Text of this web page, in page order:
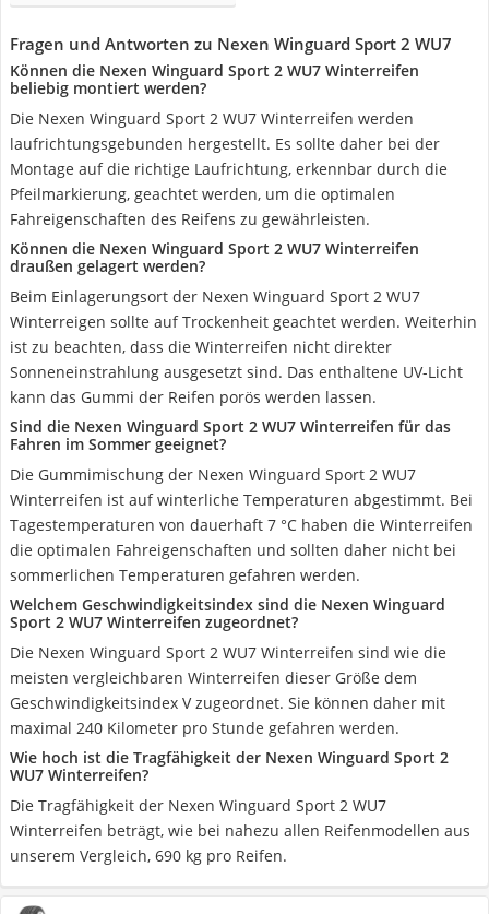
Fragen und Antworten zu Nexen Winguard Sport 2 WU7
Können die Nexen Winguard Sport 2 WU7 Winterreifen
beliebig montiert werden?
Die Nexen Winguard Sport 2 WU7 Winterreifen werden
laufrichtungsgebunden hergestellt. Es sollte daher bei der
Montage auf die richtige Laufrichtung, erkennbar durch die
Pfeilmarkierung, geachtet werden, um die optimalen
Fahreigenschaften des Reifens zu gewährleisten.
Können die Nexen Winguard Sport 2 WU7 Winterreifen
draußen gelagert werden?
Beim Einlagerungsort der Nexen Winguard Sport 2 WU7
Winterreigen sollte auf Trockenheit geachtet werden. Weiterhin
ist zu beachten, dass die Winterreifen nicht direkter
Sonneneinstrahlung ausgesetzt sind. Das enthaltene UV-Licht
kann das Gummi der Reifen porös werden lassen.
Sind die Nexen Winguard Sport 2 WU7 Winterreifen für das
Fahren im Sommer geeignet?
Die Gummimischung der Nexen Winguard Sport 2 WU7
Winterreifen ist auf winterliche Temperaturen abgestimmt. Bei
Tagestemperaturen von dauerhaft 7 °C haben die Winterreifen
die optimalen Fahreigenschaften und sollten daher nicht bei
sommerlichen Temperaturen gefahren werden.
Welchem Geschwindigkeitsindex sind die Nexen Winguard
Sport 2 WU7 Winterreifen zugeordnet?
Die Nexen Winguard Sport 2 WU7 Winterreifen sind wie die
meisten vergleichbaren Winterreifen dieser Größe dem
Geschwindigkeitsindex V zugeordnet. Sie können daher mit
maximal 240 Kilometer pro Stunde gefahren werden.
Wie hoch ist die Tragfähigkeit der Nexen Winguard Sport 2
WU7 Winterreifen?
Die Tragfähigkeit der Nexen Winguard Sport 2 WU7
Winterreifen beträgt, wie bei nahezu allen Reifenmodellen aus
unserem Vergleich, 690 kg pro Reifen.